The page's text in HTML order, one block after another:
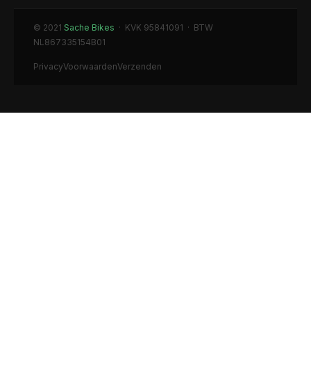
© 2021 Sache Bikes · KVK 95841091 · BTW
NL867335154B01
PrivacyVoorwaardenVerzenden